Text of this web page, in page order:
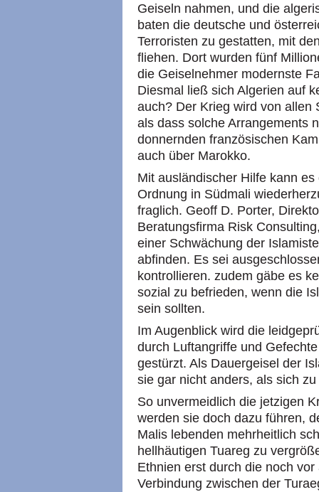
Geiseln nahmen, und die
baten die deutsche und
Terroristen zu gestatten, mit
fliehen. Dort wurden fünf
die Geiselnehmer modernste
Diesmal ließ sich Algerien auf
auch? Der Krieg wird von allen
als dass solche Arrangements
donnernden französischen
auch über Marokko.
Mit ausländischer Hilfe kann
Ordnung in Südmali
fraglich. Geoff D. Porter,
Beratungsfirma Risk
einer Schwächung der
abfinden. Es sei
kontrollieren. zudem gäbe es
sozial zu befrieden, wenn die
sein sollten.
Im Augenblick wird die
durch Luftangriffe und
gestürzt. Als Dauergeisel der
sie gar nicht anders, als sich
So unvermeidlich die jetzigen
werden sie doch dazu führen,
Malis lebenden mehrheitlich
hellhäutigen Tuareg zu
Ethnien erst durch die noch
Verbindung zwischen der